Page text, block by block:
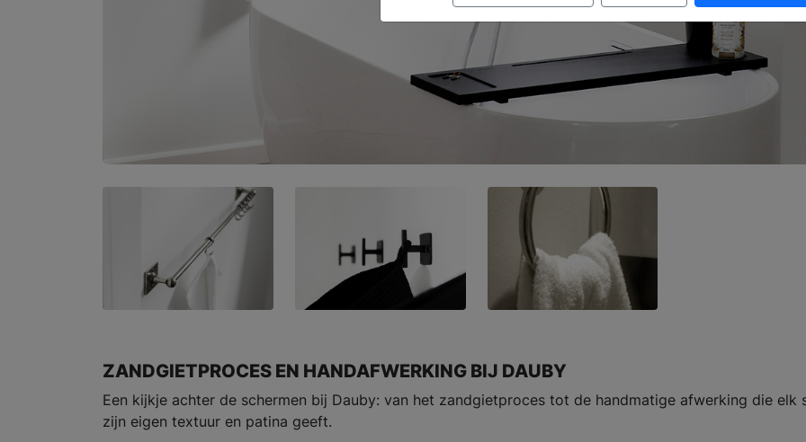
ZANDGIETPROCES EN HANDAFWERKING BIJ DAUBY
Een kijkje achter de schermen bij Dauby: van het zandgietproces tot de handmatige afwerking die elk
zijn eigen textuur en patina geeft.